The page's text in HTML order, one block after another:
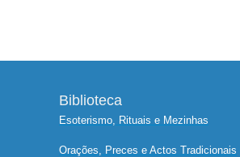
Biblioteca
Esoterismo, Rituais e Mezinhas
Orações, Preces e Actos Tradicionais